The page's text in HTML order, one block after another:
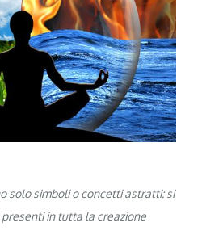
solo simboli o concetti astratti: si
in tutta la creazione